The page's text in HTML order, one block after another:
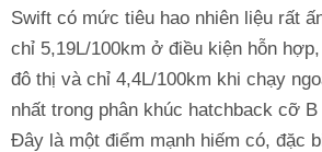
Swift có mức tiêu hao nhiên liệu rất
chỉ 5,19L/100km ở điều kiện hỗn
đô thị và chỉ 4,4L/100km khi chạy
nhất trong phân khúc hatchback cỡ
Đây là một điểm mạnh hiếm có, đặc